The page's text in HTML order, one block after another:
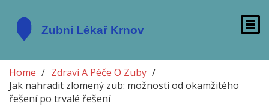
Home
Zdraví A Péče O Zuby
Jak nahradit zlomený zub: možnosti od okamžitého
řešení po trvalé řešení